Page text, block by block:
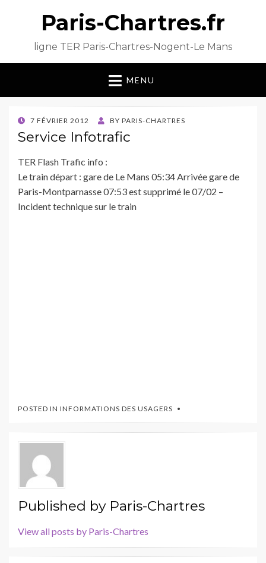
Paris-Chartres.fr
ligne TER Paris-Chartres-Nogent-Le Mans
MENU
POSTED
ON
7 FÉVRIER 2012 BY PARIS-CHARTRES
Service Infotrafic
TER Flash Trafic info :
Le train départ : gare de Le Mans 05:34 Arrivée gare de
Paris-Montparnasse 07:53 est supprimé le 07/02 –
Incident technique sur le train
POSTED IN INFORMATIONS DES USAGERS
Published by Paris-Chartres
View all posts by Paris-Chartres